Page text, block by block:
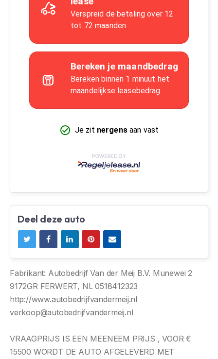
Deel deze auto
Fabrikant: Autobedrijf Van der Meij B.V. Munewei 2
9172GR FERWERT, NL 0518412323
http://www.autobedrijfvandermeij.nl
verkoop@autobedrijfvandermeij.nl
VRAAGPRIJS IS EEN MEENEEM PRIJS , VOOR €
15500 WORDT DE AUTO AFGELEVERD MET